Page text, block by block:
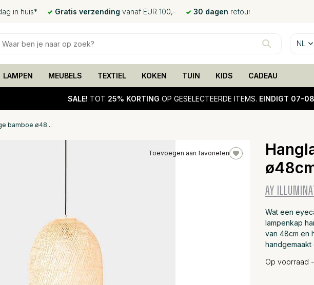
in huis* Gratis verzending vanaf EUR 100,- 30 dagen retour
NL
LAMPEN MEUBELS TEXTIEL KOKEN TUIN KIDS CADEAU
SALE! TOT 25% KORTING OP GESELECTEERDE ITEMS. EINDIGT 07-
bamboe ø48...
Toevoegen aan favorieten
10%
sale
AY
Wat een
lampenkap
van 48cm en
handgemaakt
Op voorraad